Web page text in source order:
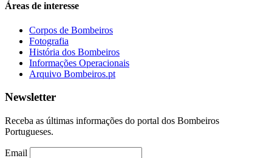
Áreas de interesse
Corpos de Bombeiros
Fotografia
História dos Bombeiros
Informações Operacionais
Arquivo Bombeiros.pt
Newsletter
Receba as últimas informações do portal dos Bombeiros
Portugueses.
Email